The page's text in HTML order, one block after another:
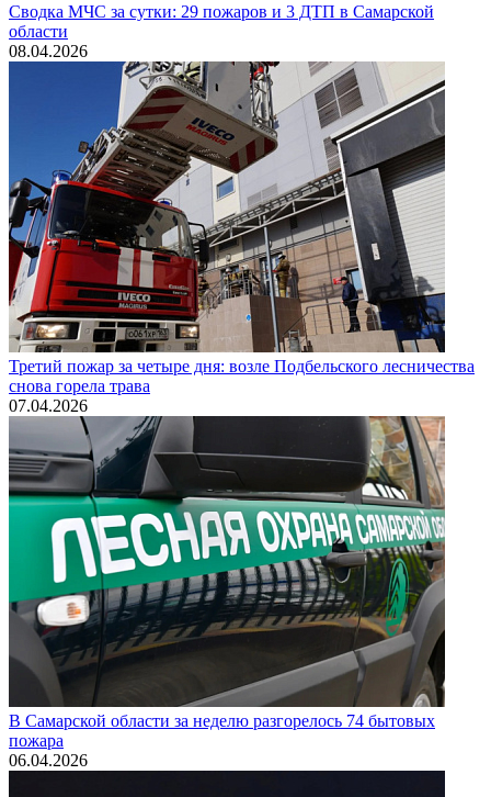
Сводка МЧС за сутки: 29 пожаров и 3 ДТП в Самарской
области
08.04.2026
Третий пожар за четыре дня: возле Подбельского лесничества
снова горела трава
07.04.2026
В Самарской области за неделю разгорелось 74 бытовых
пожара
06.04.2026